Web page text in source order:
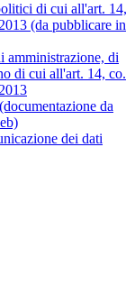
di cui all'art. 14,
(da pubblicare in
amministrazione, di
di cui all'art. 14, co.
da
dei dati